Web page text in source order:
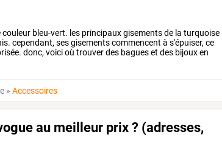
bleu-vert. les principaux gisements de la turquoise
cependant, ses gisements commencent à s'épuiser, ce
donc, voici où trouver des bagues et des bijoux en
»Accessoires
au meilleur prix ? (adresses,